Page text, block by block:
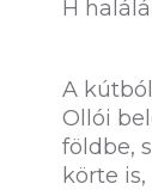
H
A
Ollói
földbe,
körte